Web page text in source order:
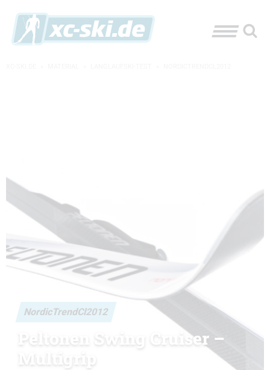
NordicTrendCl2012
Peltonen Swing Cruiser –
Multigrip